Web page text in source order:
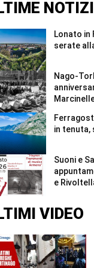
Marcinelle
alla
#Shorts
Lonato in
serate
Nago-
in tenuta,
Suoni e
e
VIDEO